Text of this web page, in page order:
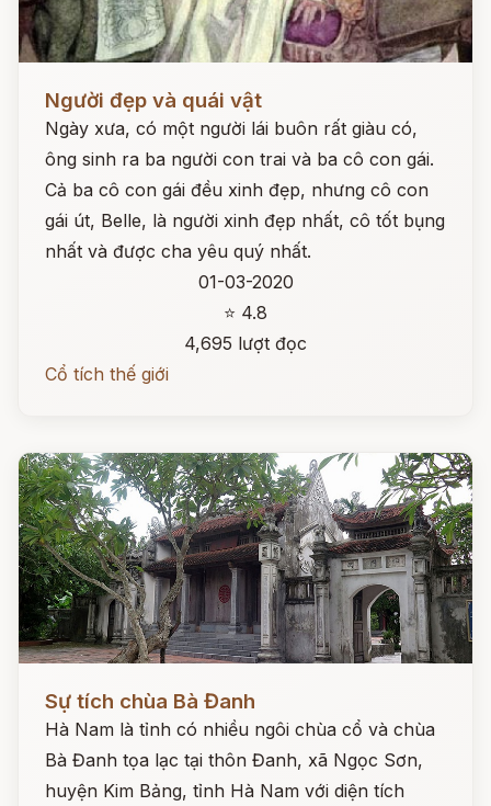
Người đẹp và quái vật
Ngày xưa, có một người lái buôn rất giàu có,
ông sinh ra ba người con trai và ba cô con gái.
Cả ba cô con gái đều xinh đẹp, nhưng cô con
gái út, Belle, là người xinh đẹp nhất, cô tốt bụng
nhất và được cha yêu quý nhất.
01-03-2020
⭐ 4.8
4,695 lượt đọc
Cổ tích thế giới
Sự tích chùa Bà Đanh
Hà Nam là tỉnh có nhiều ngôi chùa cổ và chùa
Bà Đanh tọa lạc tại thôn Đanh, xã Ngọc Sơn,
huyện Kim Bảng, tỉnh Hà Nam với diện tích